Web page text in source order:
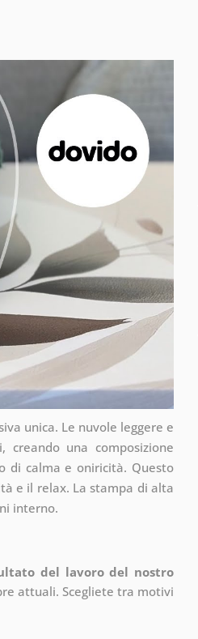
unica. Le nuvole leggere e
una composizione
di calma e oniricità. Questo
e il relax. La stampa di alta
interno.
del lavoro del nostro
attuali. Scegliete tra motivi